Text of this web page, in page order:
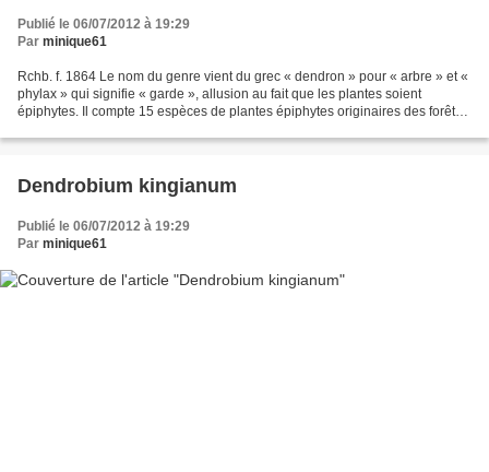
Publié le 06/07/2012 à 19:29
Par minique61
Rchb. f. 1864 Le nom du genre vient du grec « dendron » pour « arbre » et «
phylax » qui signifie « garde », allusion au fait que les plantes soient
épiphytes. Il compte 15 espèces de plantes épiphytes originaires des forêts
Dendrobium kingianum
Publié le 06/07/2012 à 19:29
Par minique61